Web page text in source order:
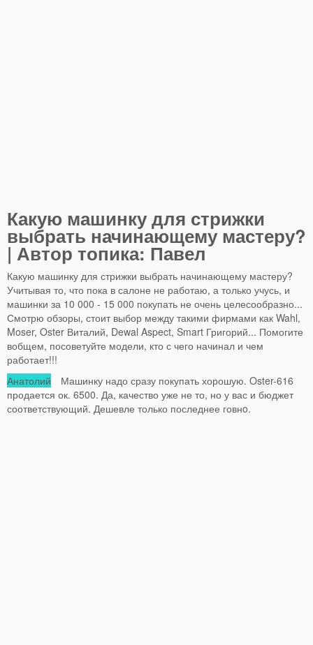
Какую машинку для стрижки
выбрать начинающему мастеру?
| Автор топика: Павел
Какую машинку для стрижки выбрать начинающему мастеру?
Учитывая то, что пока в салоне не работаю, а только учусь, и
машинки за 10 000 - 15 000 покупать не очень целесообразно...
Смотрю обзоры, стоит выбор между такими фирмами как Wahl,
Moser, Oster Виталий, Dewal Aspect, Smart Григорий... Помогите
вобщем, посоветуйте модели, кто с чего начинал и чем
работает!!!
Анатолий Машинку надо сразу покупать хорошую. Oster-616
продается ок. 6500. Да, качество уже не то, но у вас и бюджет
соответствующий. Дешевле только последнее говнo.